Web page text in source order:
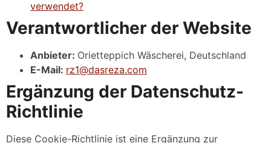
verwendet?
Verantwortlicher der Website
Anbieter: Orietteppich Wäscherei, Deutschland
E-Mail: rz1@dasreza.com
Ergänzung der Datenschutz-
Richtlinie
Diese Cookie-Richtlinie ist eine Ergänzung zur